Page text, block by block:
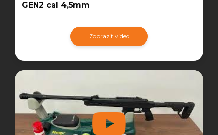
GEN2 cal 4,5mm
Zobrazit video